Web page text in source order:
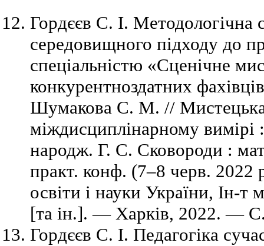
Гордєєв С. І. Методологічна
середовищного підходу до
спеціальністю «Сценічне
конкурентноздатних
Шумакова С. М. // Мистецька
міждисциплінарному вимірі
народж. Г. С. Сковороди :
практ. конф. (7–8 черв.
освіти і науки України, Ін-т
[та ін.]. — Харків, 2022. —
Гордєєв С. І. Педагогіка